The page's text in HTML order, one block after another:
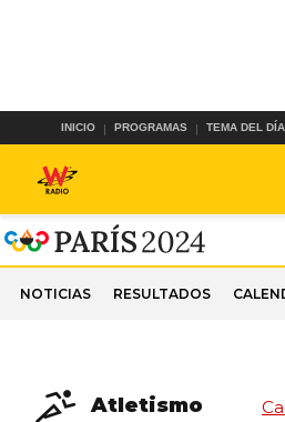
INICIO PROGRAMAS TEMA DEL DÍA
NOTICIAS RESULTADOS
Atletismo